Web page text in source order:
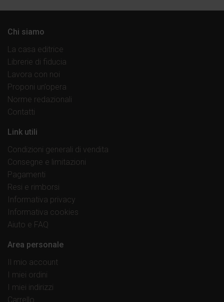
Chi siamo
La casa editrice
Librerie di fiducia
Lavora con noi
Proponi un’opera
Norme redazionali
Contatti
Link utili
Condizioni generali di vendita
Consegne e limitazioni
Pagamenti
Resi e rimborsi
Informativa privacy
Informativa cookies
Aiuto e FAQ
Area personale
Il mio account
I miei ordini
I miei indirizzi
Carrello